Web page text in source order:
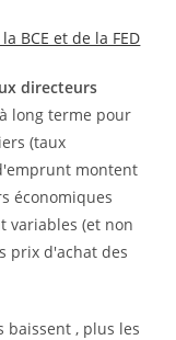
BCE et de la FED
directeurs
à long terme pour
(taux
montent
économiques
variables (et non
prix d'achat des
, plus les